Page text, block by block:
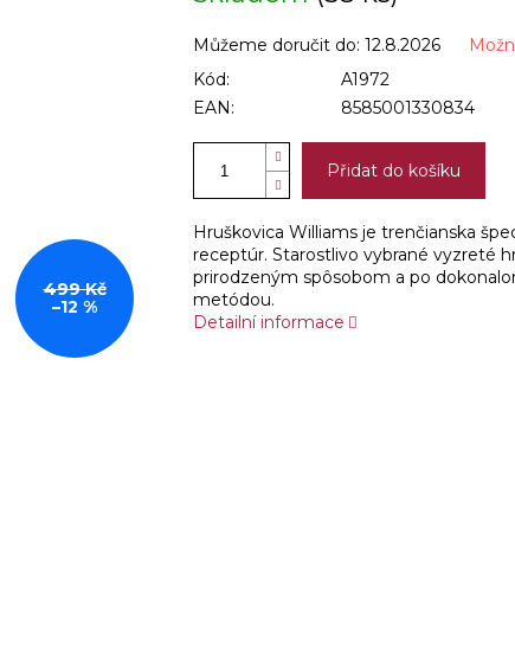
499 Kč
–12 %
Můžeme doručit do: 12.8.2026
Kód:
A1972
EAN:
8585001330834
Přidat do košíku
Hruškovica Williams je trenčianska
receptúr. Starostlivo vybrané vyzreté
prirodzeným spôsobom a po
metódou.
Detailní informace